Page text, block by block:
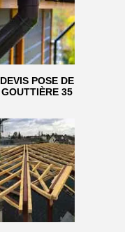
DEVIS POSE DE
GOUTTIÈRE 35